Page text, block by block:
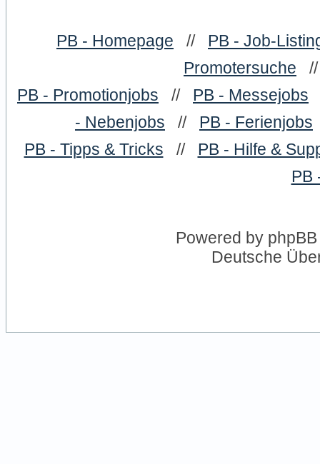
PB - Homepage // PB - Job-
Promotersuche
PB - Promotionjobs // PB - Messejobs
- Nebenjobs // PB - Ferienjobs
PB - Tipps & Tricks // PB - Hilfe &
PB
Powered by phpBB
Deutsche